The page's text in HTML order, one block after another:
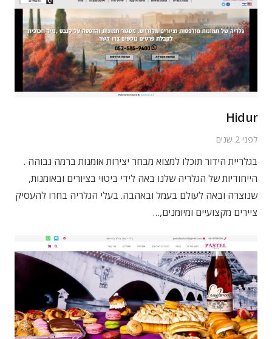
Hidur
לפני 2 שנים
בגלריית הידור תוכלו למצוא מבחר יצירות אומנות ברמה גבוהה .
הייחודיות של הגלריה שלנו באה לידי ביטוי בציורים ובאומנות,
שנוצרה ובאה לעולם בעמל ובאהבה. בעלי הגלריה בחרו להעסיק
ציירים מקצועיים ומיומנים,…